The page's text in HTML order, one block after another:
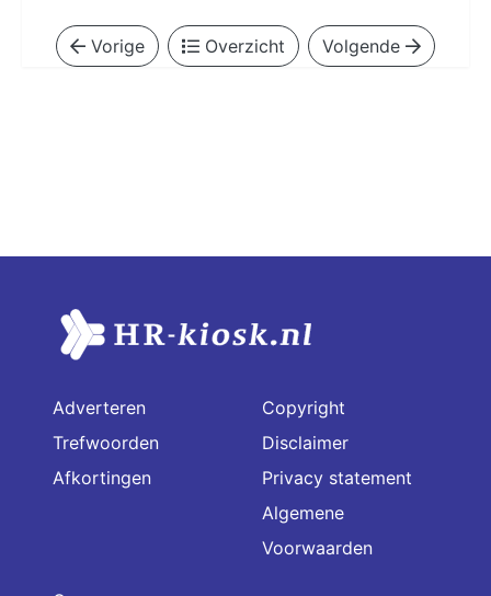
Vorige Overzicht Volgende
Adverteren
Trefwoorden
Afkortingen
Copyright
Disclaimer
Privacy statement
Algemene
Voorwaarden